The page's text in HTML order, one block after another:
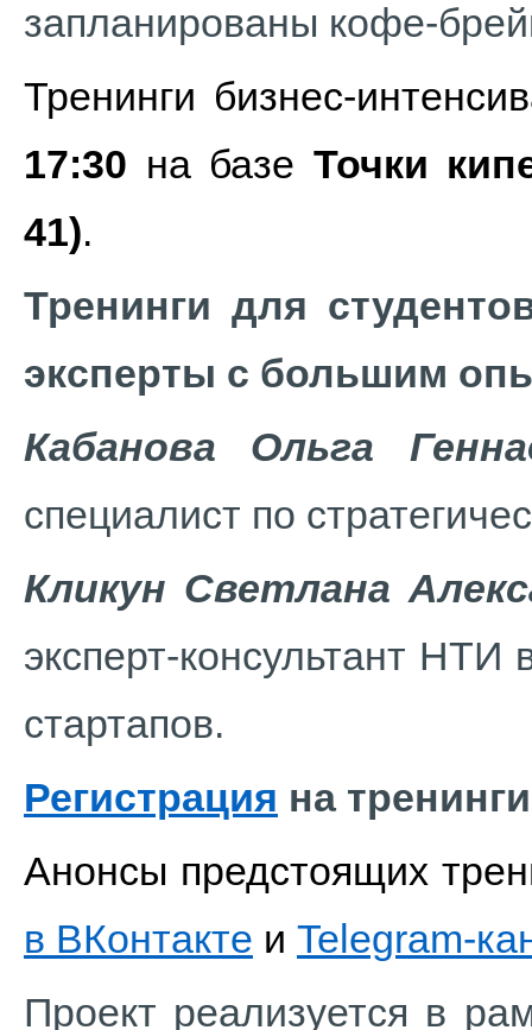
запланированы кофе-
Тренинги бизнес-
17:30 на базе Точки
41).
Тренинги для
эксперты с большим
Кабанова Ольга
специалист по
Кликун Светлана
эксперт-консультант НТИ
стартапов.
Регистрация на
Анонсы предстоящих
в ВКонтакте и Telegram-
Проект реализуется в